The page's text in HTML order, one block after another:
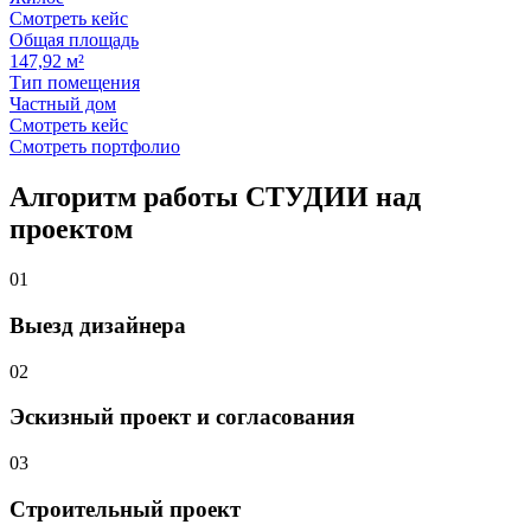
Смотреть кейс
Общая площадь
147,92 м²
Тип помещения
Частный дом
Смотреть кейс
Смотреть портфолио
Алгоритм работы СТУДИИ над
проектом
01
Выезд дизайнера
02
Эскизный проект и согласования
03
Строительный проект